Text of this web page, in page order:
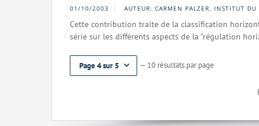
01/10/2003 AUTEUR: CARMEN PALZER, INSTITUT DU
Cette contribution traite de la classification
série sur les différents aspects de la "régulation
Page 4 sur 5 — 10 résultats par page